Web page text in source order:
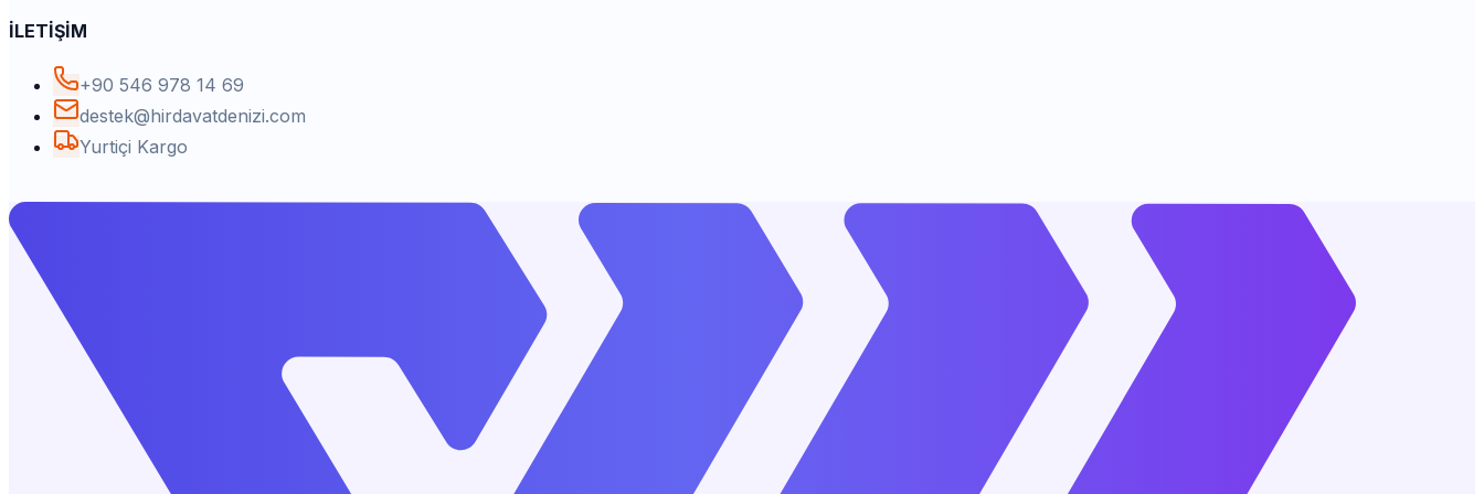
İLETİŞİM
+90 546 978 14 69
destek@hirdavatdenizi.com
Yurtiçi Kargo